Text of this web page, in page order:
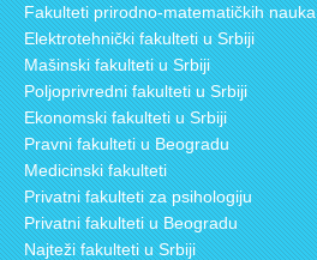
Fakulteti prirodno-matematičkih nauka
Elektrotehnički fakulteti u Srbiji
Mašinski fakulteti u Srbiji
Poljoprivredni fakulteti u Srbiji
Ekonomski fakulteti u Srbiji
Pravni fakulteti u Beogradu
Medicinski fakulteti
Privatni fakulteti za psihologiju
Privatni fakulteti u Beogradu
Najteži fakulteti u Srbiji